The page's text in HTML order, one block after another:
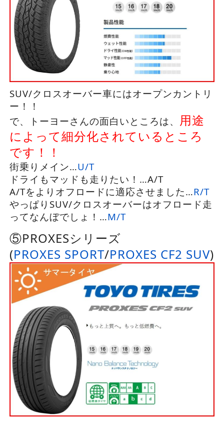
SUV/クロスオーバー車にはオープンカントリ
ー！！
で、トーヨーさんの面白いところは、 用途
によって細分化されているところ
です！！
街乗りメイン…U/T
ドライもマッドも走りたい！…A/T
A/Tをよりオフロードに適応させました…R/T
やっぱりSUV/クロスオーバーはオフロード走
ってなんぼでしょ！…M/T
⑤PROXESシリーズ
(PROXES SPORT/PROXES CF2 SUV)